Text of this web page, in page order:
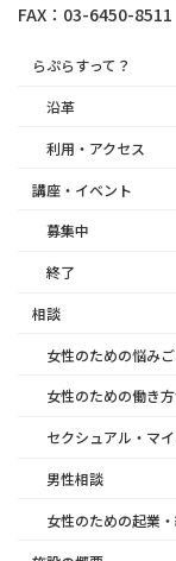
FAX：03-6450-8511
らぷらすって？
沿革
利用・アクセス
講座・イベント
募集中
終了
相談
女性のための悩み
女性のための働き
セクシュアル・マ
男性相談
女性のための起業